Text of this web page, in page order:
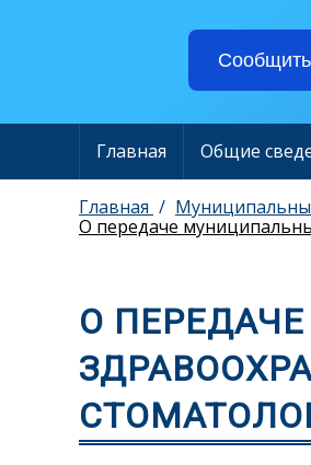
Главная Общие
Главная
О передаче
О